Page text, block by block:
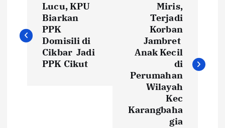
a
v
Lucu, KPU
Biarkan
PPK
Domisili di
Cikbar Jadi
PPK Cikut
Miris,
Terjadi
Korban
Jambret
Anak Kecil
di
Perumahan
Wilayah
Kec
Karangbaha
gia